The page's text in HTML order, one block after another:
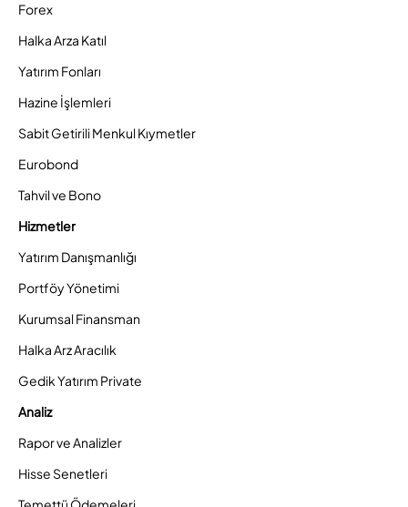
Forex
Halka Arza Katıl
Yatırım Fonları
Hazine İşlemleri
Sabit Getirili Menkul Kıymetler
Eurobond
Tahvil ve Bono
Hizmetler
Yatırım Danışmanlığı
Portföy Yönetimi
Kurumsal Finansman
Halka Arz Aracılık
Gedik Yatırım Private
Analiz
Rapor ve Analizler
Hisse Senetleri